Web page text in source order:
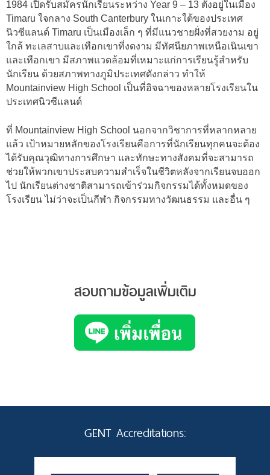
1984 เปิดรับสมัครนักเรียนระหว่าง Year 9 – 13 ตั้งอยู่ในเมือง
Timaru ใจกลาง South Canterbury ในเกาะใต้ของประเทศ
นิวซีแลนด์ Timaru เป็นเมืองเล็ก ๆ ที่มีแนวชายฝั่งที่สวยงาม อยู่
ใกล้ ทะเลสาบและเทือกเขาที่งดงาม มีทัศนียภาพเหนือเนินเขา
และเทือกเขา มีสภาพแวดล้อมที่เหมาะแก่การเรียนรู้สำหรับ
นักเรียน ด้วยสภาพทางภูมิประเทศดังกล่าว ทำให้
Mountainview High School เป็นที่อิจฉาของหลายโรงเรียนใน
ประเทศนิวซีแลนด์
ที่ Mountainview High School นอกจากวิชาการที่หลากหลาย
แล้ว เป้าหมายหลักของโรงเรียนคือการที่นักเรียนทุกคนจะต้อง
ได้รับคุณวุฒิทางการศึกษา และทักษะทางสังคมที่จะสามารถ
ช่วยให้พวกเขาประสบความสำเร็จในชีวิตหลังจากเรียนจบออก
ไป นักเรียนต่างชาติสามารถเข้าร่วมกิจกรรมได้ทั้งหมดของ
โรงเรียน ไม่ว่าจะเป็นกีฬา กิจกรรมทางวัฒนธรรม และอื่น ๆ
สอบถามข้อมูลเพิ่มเติม
GENT Accreditations: